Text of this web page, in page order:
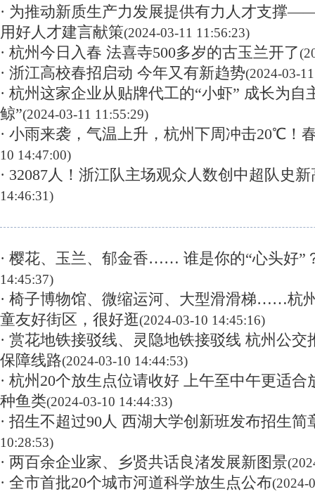
· 为推动新质生产力发展提供有力人才支撑
用好人才建言献策(2024-03-11 11:56:23)
· 杭州今日入春 法喜寺500多岁的古玉兰开了
· 浙江高校春招启动 今年又有新趋势(2024-03-
· 杭州这家企业从贴牌代工的“小虾” 成长为自
鲸”(2024-03-11 11:55:29)
· 小雨来袭，气温上升，杭州下周冲击20℃！
10 14:47:00)
· 32087人！浙江队主场观众人数创中超队史新
14:46:31)
· 樱花、玉兰、郁金香…… 谁是你的“心头好”
14:45:37)
· 椅子博物馆、微缩运河、大型滑滑梯……杭
童友好街区，很好逛(2024-03-10 14:45:16)
· 赏花地铁接驳线、灵隐地铁接驳线 杭州公交
保障线路(2024-03-10 14:44:53)
· 杭州20个放生点位请收好 上午至中午更适合
种鱼类(2024-03-10 14:44:33)
· 招生不超过90人 西湖大学创新班发布招生简
10:28:53)
· 两百余企业家、乡贤共话良渚发展新图景
· 全市首批20个城市河道科学放生点公布(2024-